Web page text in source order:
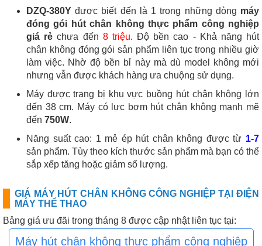
DZQ-380Y được biết đến là 1 trong những dòng máy
đóng gói hút chân không thực phẩm công nghiệp
giá rẻchưa đến 8 triệu. Độ bền cao - Khả năng hút
chân không đóng gói sản phẩm liên tục trong nhiều giờ
làm việc. Nhờ độ bền bỉ này mà dù model không mới
nhưng vẫn được khách hàng ưa chuộng sử dụng.
Máy được trang bị khu vực buồng hút chân không lớn
đến 38 cm. Máy có lực bơm hút chân không mạnh mẽ
đến 750W.
Năng suất cao: 1 mẻ ép hút chân không được từ 1-7
sản phẩm. Tùy theo kích thước sản phẩm mà bạn có thể
sắp xếp tăng hoặc giảm số lượng.
GIÁ MÁY HÚT CHÂN KHÔNG CÔNG NGHIỆP TẠI ĐIỆN
MÁY THỂ THAO
Bảng giá ưu đãi trong tháng 8 được cập nhật liên tục tại:
Máy hút chân không thực phẩm công nghiệp